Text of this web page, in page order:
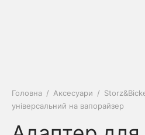
Головна / Аксесуари /
універсальний на вапорайзер